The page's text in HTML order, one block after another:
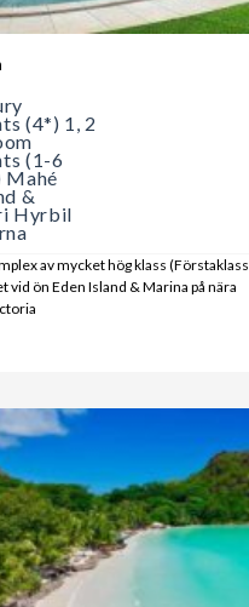
(4*) 1, 2
(1-6
Mahé
&
Hyrbil
av mycket hög klass (Förstaklass
vid ön Eden Island & Marina på nära